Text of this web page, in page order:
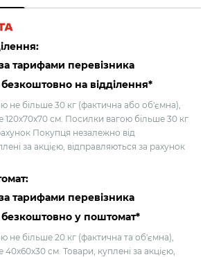
тарифами перевізника
безкоштовно на відділення*
не більше 30 кг (фактична або об'ємна),
120х70х70 см. Посилки вагою більше 30 кг
Покупця незалежно від
за акцією, відправляються за рахунок
тарифами перевізника
безкоштовно у поштомат*
не більше 20 кг (фактична та об'ємна),
см. Товари, куплені за акцією,